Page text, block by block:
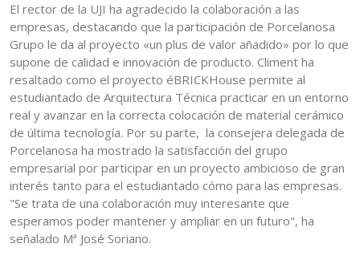
El rector de la UJI ha agradecido la colaboración a las
empresas, destacando que la participación de Porcelanosa
Grupo le da al proyecto «un plus de valor añadido» por lo que
supone de calidad e innovación de producto. Climent ha
resaltado como el proyecto éBRICKHouse permite al
estudiantado de Arquitectura Técnica practicar en un entorno
real y avanzar en la correcta colocación de material cerámico
de última tecnología. Por su parte, la consejera delegada de
Porcelanosa ha mostrado la satisfacción del grupo
empresarial por participar en un proyecto ambicioso de gran
interés tanto para el estudiantado cómo para las empresas.
"Se trata de una colaboración muy interesante que
esperamos poder mantener y ampliar en un futuro", ha
señalado Mª José Soriano.